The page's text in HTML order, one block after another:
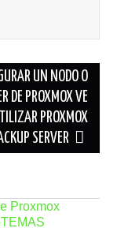
UN NODO O
DE PROXMOX VE
PROXMOX
SERVER
Proxmox